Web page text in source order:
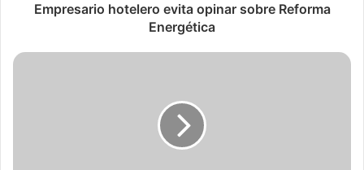
Empresario hotelero evita opinar sobre Reforma
Energética